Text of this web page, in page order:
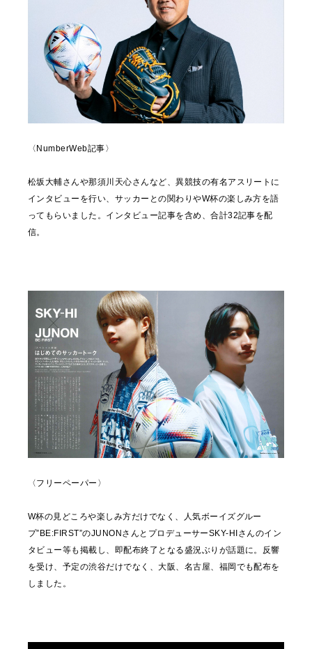
〈NumberWeb記事〉
松坂大輔さんや那須川天心さんなど、異競技の有名アスリートに
インタビューを行い、サッカーとの関わりやW杯の楽しみ方を語
ってもらいました。インタビュー記事を含め、合計32記事を配
信。
〈フリーペーパー〉
W杯の見どころや楽しみ方だけでなく、人気ボーイズグルー
プ”BE:FIRST”のJUNONさんとプロデューサーSKY-HIさんのイン
タビュー等も掲載し、即配布終了となる盛況ぶりが話題に。反響
を受け、予定の渋谷だけでなく、大阪、名古屋、福岡でも配布を
しました。